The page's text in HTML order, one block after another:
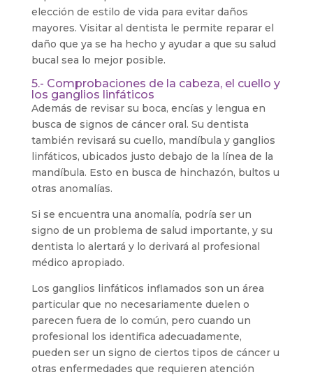
elección de estilo de vida para evitar daños
mayores. Visitar al dentista le permite reparar el
daño que ya se ha hecho y ayudar a que su salud
bucal sea lo mejor posible.
5.- Comprobaciones de la cabeza, el cuello y
los ganglios linfáticos
Además de revisar su boca, encías y lengua en
busca de signos de cáncer oral. Su dentista
también revisará su cuello, mandíbula y ganglios
linfáticos, ubicados justo debajo de la línea de la
mandíbula. Esto en busca de hinchazón, bultos u
otras anomalías.
Si se encuentra una anomalía, podría ser un
signo de un problema de salud importante, y su
dentista lo alertará y lo derivará al profesional
médico apropiado.
Los ganglios linfáticos inflamados son un área
particular que no necesariamente duelen o
parecen fuera de lo común, pero cuando un
profesional los identifica adecuadamente,
pueden ser un signo de ciertos tipos de cáncer u
otras enfermedades que requieren atención